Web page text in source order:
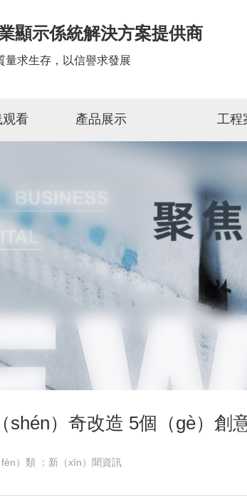
顯示係統解決方案提供商
量求生存，以信譽求發展
观看 產品展示 工程
shén）奇改造 5個（gè）創
）類 ：新（xīn）聞資訊